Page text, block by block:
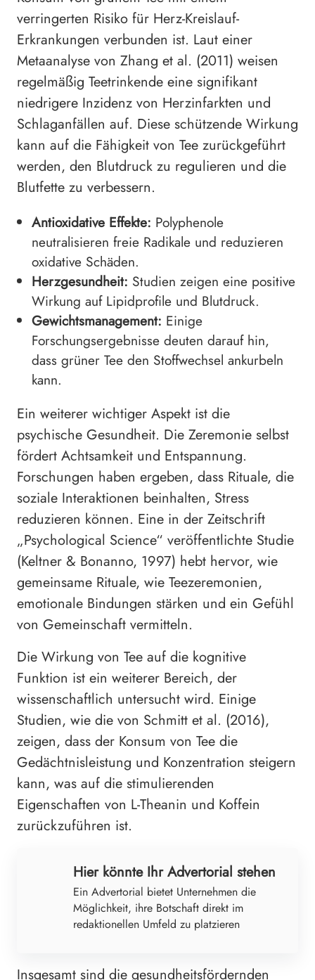
verringerten Risiko für Herz-Kreislauf-
Erkrankungen verbunden ist. Laut einer
Metaanalyse von Zhang et al. (2011) weisen
regelmäßig Teetrinkende eine signifikant
niedrigere Inzidenz von Herzinfarkten und
Schlaganfällen auf. Diese schützende Wirkung
kann auf die Fähigkeit von Tee zurückgeführt
werden, den Blutdruck zu regulieren und die
Blutfette zu verbessern.
Antioxidative Effekte: Polyphenole
neutralisieren freie Radikale und reduzieren
oxidative Schäden.
Herzgesundheit: Studien zeigen eine positive
Wirkung auf Lipidprofile und Blutdruck.
Gewichtsmanagement: Einige
Forschungsergebnisse deuten darauf hin,
dass grüner Tee den Stoffwechsel ankurbeln
kann.
Ein weiterer wichtiger Aspekt ist die
psychische Gesundheit. Die Zeremonie selbst
fördert Achtsamkeit und Entspannung.
Forschungen haben ergeben, dass Rituale, die
soziale Interaktionen beinhalten, Stress
reduzieren können. Eine in der Zeitschrift
„Psychological Science“ veröffentlichte Studie
(Keltner & Bonanno, 1997) hebt hervor, wie
gemeinsame Rituale, wie Teezeremonien,
emotionale Bindungen stärken und ein Gefühl
von Gemeinschaft vermitteln.
Die Wirkung von Tee auf die kognitive
Funktion ist ein weiterer Bereich, der
wissenschaftlich untersucht wird. Einige
Studien, wie die von Schmitt et al. (2016),
zeigen, dass der Konsum von Tee die
Gedächtnisleistung und Konzentration steigern
kann, was auf die stimulierenden
Eigenschaften von L-Theanin und Koffein
zurückzuführen ist.
Hier könnte Ihr Advertorial stehen
Ein Advertorial bietet Unternehmen die
Möglichkeit, ihre Botschaft direkt im
redaktionellen Umfeld zu platzieren
Insgesamt sind die gesundheitsfördernden